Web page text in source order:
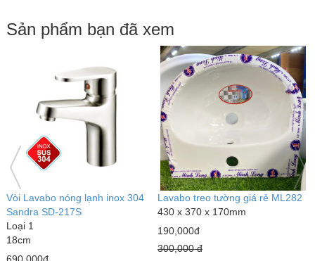
Sản phẩm bạn đã xem
Vòi Lavabo nóng lạnh inox 304
Sandra SD-217S
Loại 1
18cm
Lavabo treo tường giá rẻ ML282
430 x 370 x 170mm
190,000đ
300,000 đ